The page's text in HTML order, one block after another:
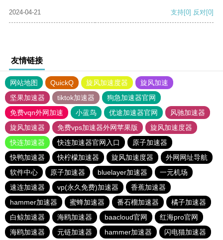
2024-04-21 支持[0] 反对[0]
友情链接
网站地图 QuickQ 旋风加速度器
旋风加速
坚果加速器
tiktok加速器
狗急加速器官网
免费vqn外网加速
小蓝鸟 优途加速器官网
风驰加速器
旋风加速器
免费vps加速器外网苹果版
旋风加速度器
快连加速器
快连加速器官网入口
原子加速器
快鸭加速器
快柠檬加速器 旋风加速度器
外网网址导航
软件中心
原子加速器 bluelayer加速器
一元机场
速连加速器
vp(永久免费)加速器
香蕉加速器
hammer加速器
蜜蜂加速器 番石榴加速器
橘子加速器
白鲸加速器
海鸥加速器 baacloud官网
红海pro官网
海鸥加速器
元链加速器 hammer加速器 闪电猫加速器